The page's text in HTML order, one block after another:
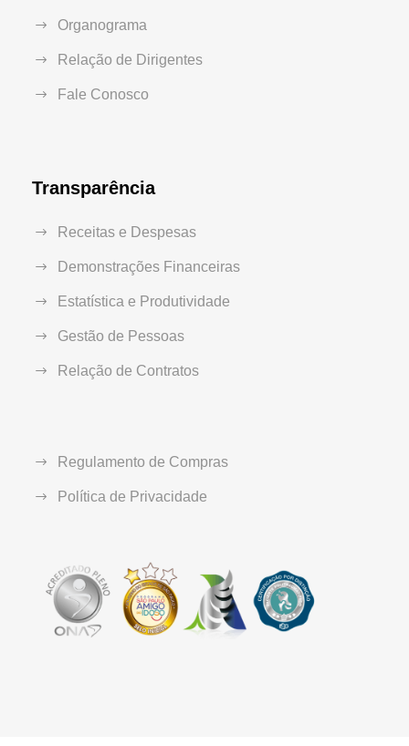
Organograma
Relação de Dirigentes
Fale Conosco
Transparência
Receitas e Despesas
Demonstrações Financeiras
Estatística e Produtividade
Gestão de Pessoas
Relação de Contratos
Regulamento de Compras
Política de Privacidade